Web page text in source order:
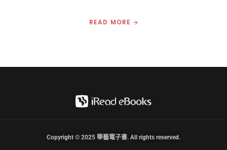
READ MORE
Copyright © 2025 華藝電子書. All rights reserved.